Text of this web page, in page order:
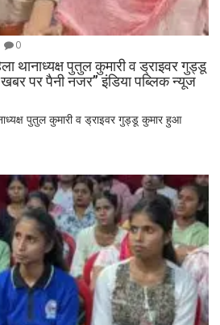
0
थानाध्यक्ष पुतुल कुमारी व ड्राइवर गुड्डू
पर पैनी नजर” इंडिया पब्लिक न्यूज
पुतुल कुमारी व ड्राइवर गुड्डू कुमार हुआ